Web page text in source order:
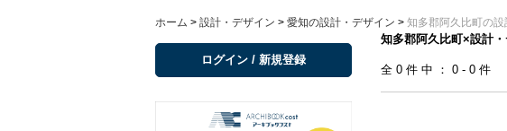
ホーム > 設計・デザイン > 愛知の設計・デザイン > 知多郡阿久比町の設
知多郡阿久比町×設計
全0件中：0-0件
ログイン / 新規登録